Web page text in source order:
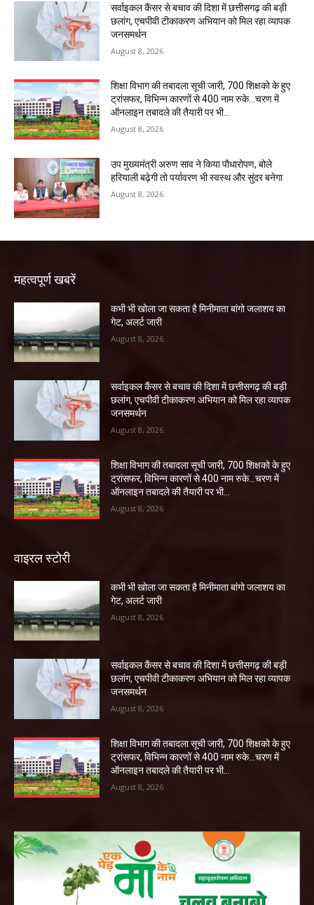
सर्वाइकल कैंसर से बचाव की दिशा में छत्तीसगढ़ की बड़ी
छलांग, एचपीवी टीकाकरण अभियान को मिल रहा व्यापक
जनसमर्थन
August 8, 2026
शिक्षा विभाग की तबादला सूची जारी, 700 शिक्षको के हुए
ट्रांसफर, विभिन्न कारणों से 400 नाम रुके…चरण में
ऑनलाइन तबादले की तैयारी पर भी...
August 8, 2026
उप मुख्यमंत्री अरुण साव ने किया पौधारोपण, बोले
हरियाली बढ़ेगी तो पर्यावरण भी स्वस्थ और सुंदर बनेगा
August 8, 2026
महत्वपूर्ण खबरें
कभी भी खोला जा सकता है मिनीमाता बांगो जलाशय का
गेट, अलर्ट जारी
August 8, 2026
सर्वाइकल कैंसर से बचाव की दिशा में छत्तीसगढ़ की बड़ी
छलांग, एचपीवी टीकाकरण अभियान को मिल रहा व्यापक
जनसमर्थन
August 8, 2026
शिक्षा विभाग की तबादला सूची जारी, 700 शिक्षको के हुए
ट्रांसफर, विभिन्न कारणों से 400 नाम रुके…चरण में
ऑनलाइन तबादले की तैयारी पर भी...
August 8, 2026
वाइरल स्टोरी
कभी भी खोला जा सकता है मिनीमाता बांगो जलाशय का
गेट, अलर्ट जारी
August 8, 2026
सर्वाइकल कैंसर से बचाव की दिशा में छत्तीसगढ़ की बड़ी
छलांग, एचपीवी टीकाकरण अभियान को मिल रहा व्यापक
जनसमर्थन
August 8, 2026
शिक्षा विभाग की तबादला सूची जारी, 700 शिक्षको के हुए
ट्रांसफर, विभिन्न कारणों से 400 नाम रुके…चरण में
ऑनलाइन तबादले की तैयारी पर भी...
August 8, 2026